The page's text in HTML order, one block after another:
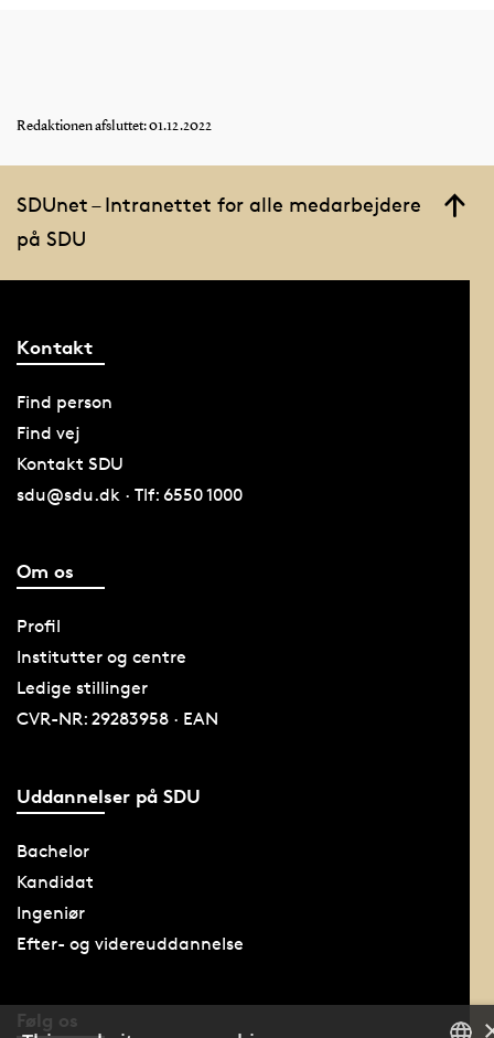
Redaktionen afsluttet: 01.12.2022
SDUnet – Intranettet for alle medarbejdere
på SDU
Kontakt
Find person
Find vej
Kontakt SDU
sdu@sdu.dk · Tlf: 6550 1000
Om os
Profil
Institutter og centre
Ledige stillinger
CVR-NR: 29283958 · EAN
Uddannelser på SDU
Bachelor
Kandidat
Ingeniør
Efter- og videreuddannelse
Følg os